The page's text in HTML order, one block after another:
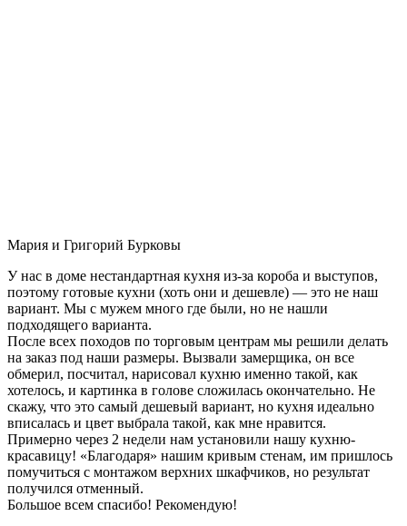
Мария и Григорий Бурковы
У нас в доме нестандартная кухня из-за короба и выступов,
поэтому готовые кухни (хоть они и дешевле) — это не наш
вариант. Мы с мужем много где были, но не нашли
подходящего варианта.
После всех походов по торговым центрам мы решили делать
на заказ под наши размеры. Вызвали замерщика, он все
обмерил, посчитал, нарисовал кухню именно такой, как
хотелось, и картинка в голове сложилась окончательно. Не
скажу, что это самый дешевый вариант, но кухня идеально
вписалась и цвет выбрала такой, как мне нравится.
Примерно через 2 недели нам установили нашу кухню-
красавицу! «Благодаря» нашим кривым стенам, им пришлось
помучиться с монтажом верхних шкафчиков, но результат
получился отменный.
Большое всем спасибо! Рекомендую!